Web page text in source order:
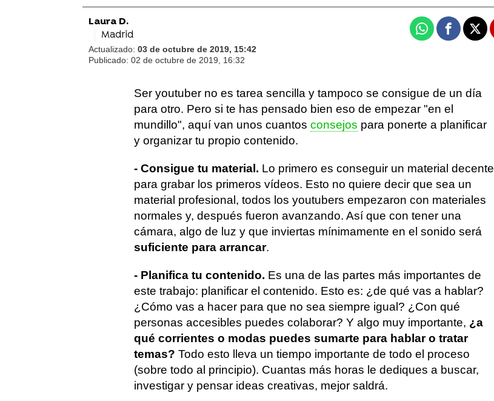
Laura D.
Madrid
Actualizado: 03 de octubre de 2019, 15:42
Publicado: 02 de octubre de 2019, 16:32
WhatsappFacebook
X
Ser youtuber no es tarea sencilla y tampoco se consigue de un día
para otro. Pero si te has pensado bien eso de empezar "en el
mundillo", aquí van unos cuantos consejos para ponerte a planificar
y organizar tu propio contenido.
- Consigue tu material. Lo primero es conseguir un material decente
para grabar los primeros vídeos. Esto no quiere decir que sea un
material profesional, todos los youtubers empezaron con materiales
normales y, después fueron avanzando. Así que con tener una
cámara, algo de luz y que inviertas mínimamente en el sonido será
suficiente para arrancar.
- Planifica tu contenido. Es una de las partes más importantes de
este trabajo: planificar el contenido. Esto es: ¿de qué vas a hablar?
¿Cómo vas a hacer para que no sea siempre igual? ¿Con qué
personas accesibles puedes colaborar? Y algo muy importante, ¿a
qué corrientes o modas puedes sumarte para hablar o tratar
temas? Todo esto lleva un tiempo importante de todo el proceso
(sobre todo al principio). Cuantas más horas le dediques a buscar,
investigar y pensar ideas creativas, mejor saldrá.